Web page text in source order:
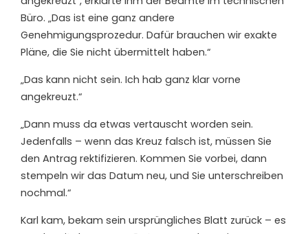
Büro. „Das ist eine ganz andere
Genehmigungsprozedur. Dafür brauchen wir exakte
Pläne, die Sie nicht übermittelt haben.“
„Das kann nicht sein. Ich hab ganz klar vorne
angekreuzt.“
„Dann muss da etwas vertauscht worden sein.
Jedenfalls – wenn das Kreuz falsch ist, müssen Sie
den Antrag rektifizieren. Kommen Sie vorbei, dann
stempeln wir das Datum neu, und Sie unterschreiben
nochmal.“
Karl kam, bekam sein ursprüngliches Blatt zurück – es